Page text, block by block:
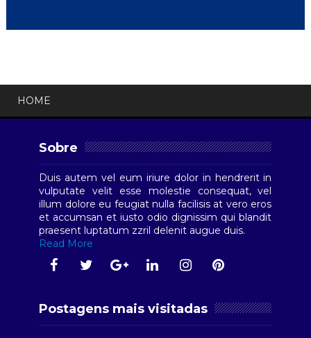
HOME
Sobre
Duis autem vel eum iriure dolor in hendrerit in
vulputate velit esse molestie consequat, vel
illum dolore eu feugiat nulla facilisis at vero eros
et accumsan et iusto odio dignissim qui blandit
praesent luptatum zzril delenit augue duis.
Read More
Postagens mais visitadas